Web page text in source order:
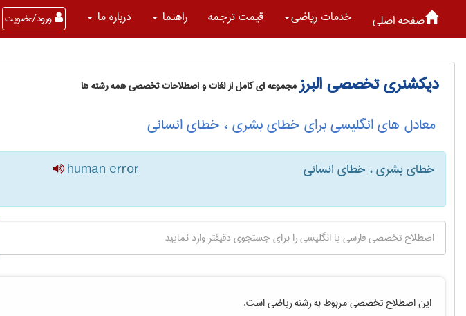
صفحه اصلی خدمات رياضی قیمت ترجمه راهنما درباره ما ورود/عضویت
دیکشنری تخصصی البرزمجموعه ای کامل از لغات و اصطلاحات تخصصی همه رشته ها
معادل های انگلیسی برای خطای بشری ، خطای انسانی
خطای بشری ، خطای انسانی human error
این اصطلاح تخصصی مربوط به رشتهرياضیاست.